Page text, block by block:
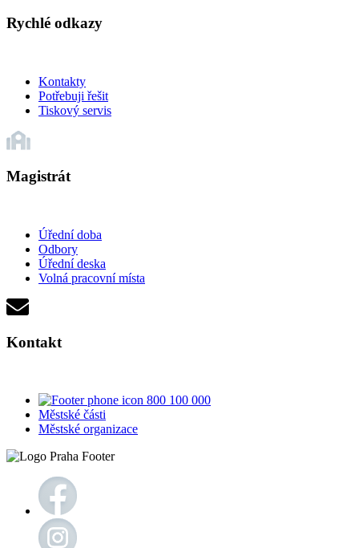
Rychlé odkazy
Kontakty
Potřebuji řešit
Tiskový servis
Magistrát
Úřední doba
Odbory
Úřední deska
Volná pracovní místa
Kontakt
800 100 000
Městské části
Městské organizace